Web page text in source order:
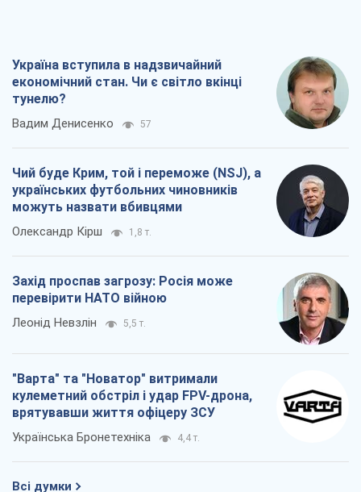
Україна вступила в надзвичайний
економічний стан. Чи є світло вкінці
тунелю?
Вадим Денисенко 57
Чий буде Крим, той і переможе (NSJ), а
українських футбольних чиновників
можуть назвати вбивцями
Олександр Кірш 1,8 т.
Захід проспав загрозу: Росія може
перевірити НАТО війною
Леонід Невзлін 5,5 т.
"Варта" та "Новатор" витримали
кулеметний обстріл і удар FPV-дрона,
врятувавши життя офіцеру ЗСУ
Українська Бронетехніка 4,4 т.
Всі думки